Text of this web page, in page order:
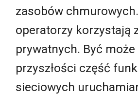
zasobów
operatorzy korzystają
prywatnych. Być może
przyszłości część
sieciowych